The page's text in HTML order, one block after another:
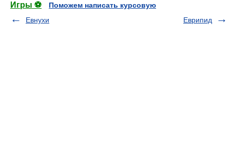
Игры ⚽
Поможем написать курсовую
Евнухи
Еврипид